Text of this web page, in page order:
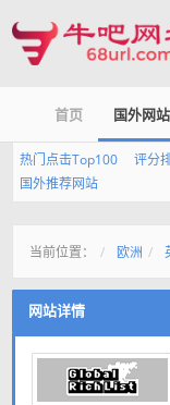
首页 国外网站
热门点击Top100 评分
国外推荐网站
当前位置： 欧洲
网站详情